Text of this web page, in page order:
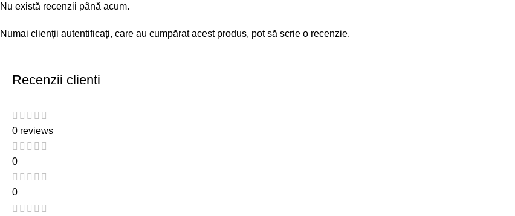
Nu există recenzii până acum.
Numai clienții autentificați, care au cumpărat acest produs, pot să scrie o recenzie.
Recenzii clienti
0 reviews
0
0